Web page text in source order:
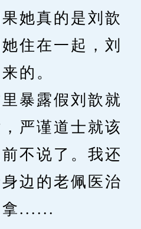
她真的是刘歆
住在一起，刘
的。
暴露假刘歆就
严谨道士就该
不说了。我还
边的老佩医治
拿......